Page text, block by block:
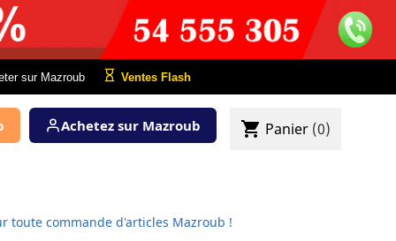
sur Mazroub Ventes Flash
Achetez sur Mazroub shopping_cart Panier (0)
toute commande d'articles Mazroub !